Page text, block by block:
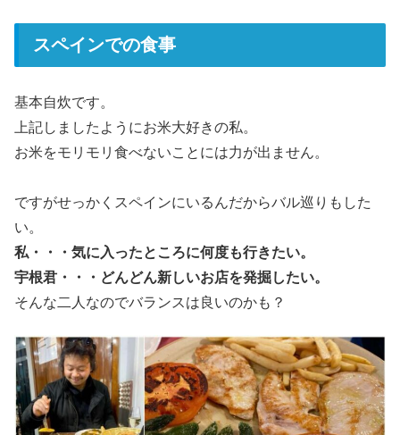
スペインでの食事
基本自炊です。
上記しましたようにお米大好きの私。
お米をモリモリ食べないことには力が出ません。
ですがせっかくスペインにいるんだからバル巡りもした
い。
私・・・気に入ったところに何度も行きたい。
宇根君・・・どんどん新しいお店を発掘したい。
そんな二人なのでバランスは良いのかも？